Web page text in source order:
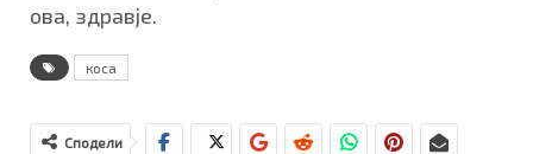
ова, здравје.
коса
Сподели